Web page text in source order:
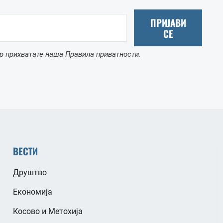
ПРИЈАВИ
СЕ
прихватате наша Правила приватности.
ВЕСТИ
Друштво
Економија
Косово и Метохија